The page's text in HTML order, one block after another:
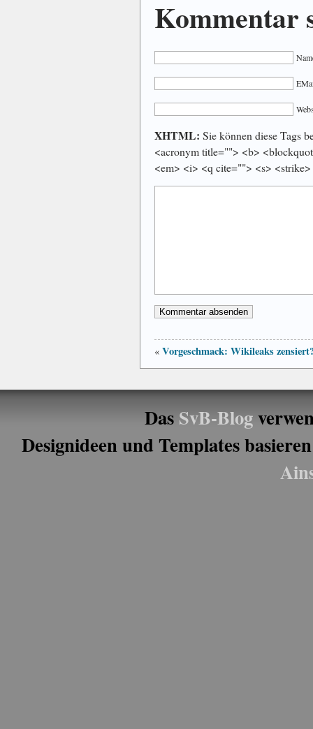
Kommentar
XHTML: Sie können diese Tags
<acronym title=""> <b>
<em> <i> <q cite=""> <s>
« Vorgeschmack: Wikileaks
DasSvB-Blog
Designideen und Templates